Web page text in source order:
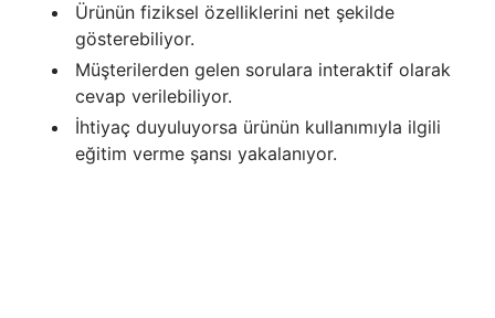
Ürünün fiziksel özelliklerini net şekilde
gösterebiliyor.
Müşterilerden gelen sorulara interaktif olarak
cevap verilebiliyor.
İhtiyaç duyuluyorsa ürünün kullanımıyla ilgili
eğitim verme şansı yakalanıyor.